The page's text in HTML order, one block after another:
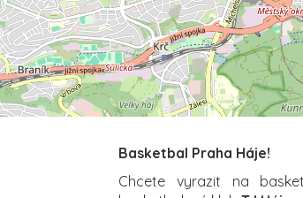
Basketbal Praha Háje!
Chcete vyrazit na